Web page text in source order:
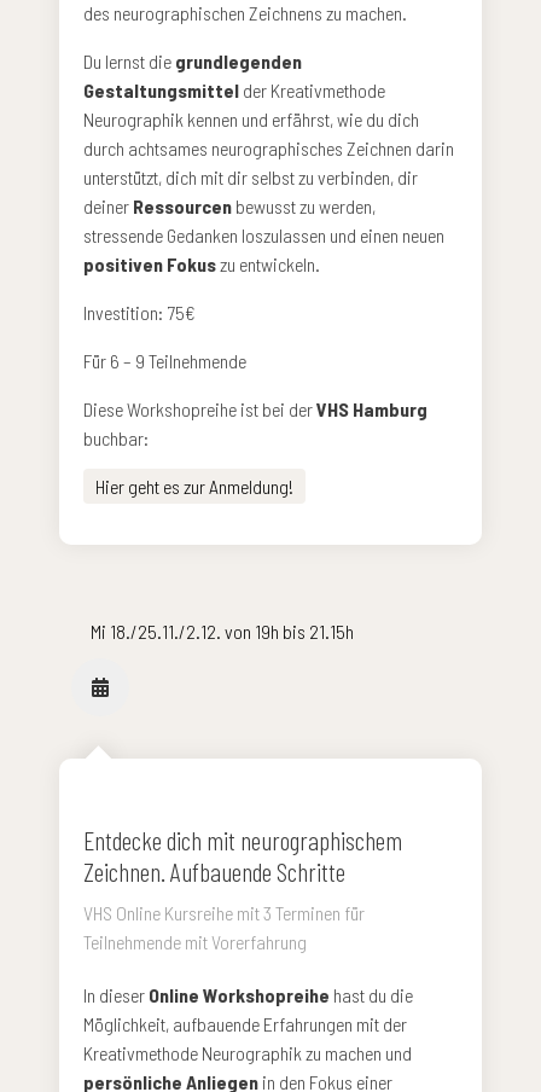
des neurographischen Zeichnens zu machen.
Du lernst die grundlegenden
Gestaltungsmittelder Kreativmethode
Neurographik kennen und erfährst, wie du dich
durch achtsames neurographisches Zeichnen darin
unterstützt, dich mit dir selbst zu verbinden, dir
deiner Ressourcenbewusst zu werden,
stressende Gedanken loszulassen und einen neuen
positiven Fokuszu entwickeln.
Investition: 75€
Für 6 – 9 Teilnehmende
Diese Workshopreihe ist bei derVHS Hamburg
buchbar:
Hier geht es zur Anmeldung!
Mi 18./25.11./2.12. von 19h bis 21.15h
Entdecke dich mit neurographischem
Zeichnen. Aufbauende Schritte
VHS Online Kursreihe mit 3 Terminen für
Teilnehmende mit Vorerfahrung
In dieser Online Workshopreihe hast du die
Möglichkeit, aufbauende Erfahrungen mit der
Kreativmethode Neurographik zu machen und
persönliche Anliegenin den Fokus einer